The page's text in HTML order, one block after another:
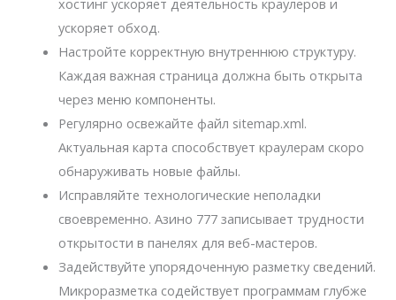
ускоряет обход.
Настройте корректную внутреннюю структуру.
Каждая важная страница должна быть открыта
через меню компоненты.
Регулярно освежайте файл sitemap.xml.
Актуальная карта способствует краулерам скоро
обнаруживать новые файлы.
Исправляйте технологические неполадки
своевременно. Азино 777 записывает трудности
открытости в панелях для веб-мастеров.
Задействуйте упорядоченную разметку сведений.
Микроразметка содействует программам глубже